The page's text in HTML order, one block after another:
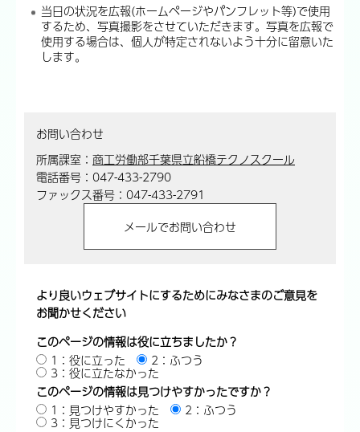
当日の状況を広報(ホームページやパンフレット等)で使用
するため、写真撮影をさせていただきます。写真を広報で
使用する場合は、個人が特定されないよう十分に留意いた
します。
お問い合わせ
所属課室： 商工労働部千葉県立船橋テクノスクール
電話番号：047-433-2790
ファックス番号：047-433-2791
より良いウェブサイトにするためにみなさまのご意見を
お聞かせください
このページの情報は役に立ちましたか？
1：役に立った
2：ふつう
3：役に立たなかった
このページの情報は見つけやすかったですか？
1：見つけやすかった
2：ふつう
3：見つけにくかった